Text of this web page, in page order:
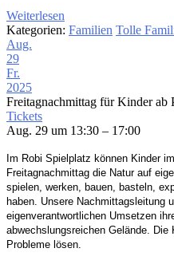
Weiterlesen
Kategorien: Familien Tolle
Aug.
29
Fr.
2025
Freitagnachmittag für Kinder ab
Tickets
Aug. 29 um 13:30 – 17:00
Im Robi Spielplatz können Kinder
Freitagnachmittag die Natur auf
spielen, werken, bauen, basteln,
haben. Unsere Nachmittagsleitung
eigenverantwortlichen Umsetzen
abwechslungsreichen Gelände. Die
Probleme lösen.